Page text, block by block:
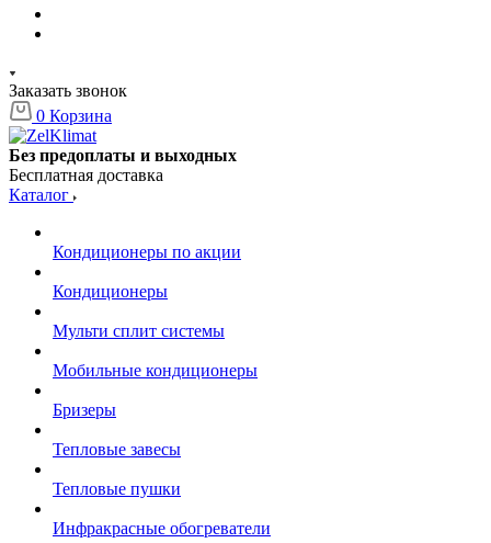
Заказать звонок
0 Корзина
Без предоплаты и выходных
Бесплатная доставка
Каталог
Кондиционеры по акции
Кондиционеры
Мульти сплит системы
Мобильные кондиционеры
Бризеры
Тепловые завесы
Тепловые пушки
Инфракрасные обогреватели